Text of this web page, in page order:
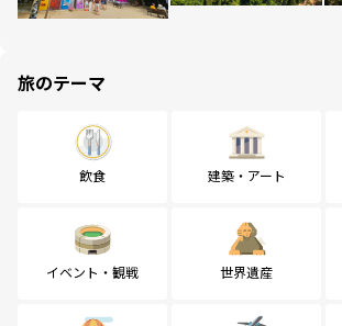
旅のテーマ
飲食 建築・アート
イベント・観戦 世界遺産